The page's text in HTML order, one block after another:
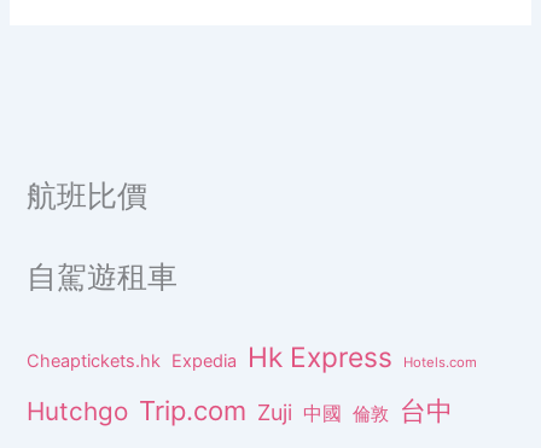
航班比價
自駕遊租車
Cheaptickets.hk Expedia Hk Express Hotels.com
Hutchgo Trip.com Zuji 中國 倫敦 台中